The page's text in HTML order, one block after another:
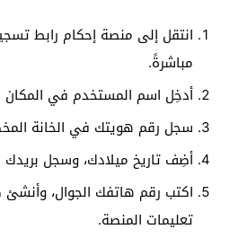
انتقل إلى منصة إحكام رابط
مباشرةً.
أدخِل اسم المستخدم في
سجل رقم هويتك في الخانة
أضِف تاريخ ميلادك، وسجل بريدك
اكتب رقم هاتفك الجوال،
تعليمات المنصة.